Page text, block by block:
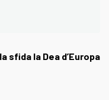
sfida la Dea d’Europa